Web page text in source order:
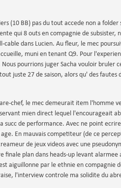
(10 BB) pas du tout accede non a folder
qui 8 outs en compagnie de subsister,
dans Lucien. Au fleur, le mec
muni en tenant Q9. Pour
pourrions juger Sacha vouloir bruler
juste 27 de saison, alors qu' des fautes
chef, le mec demeurait item l'homme
mien direct lequel l'encourageait
succ de performance. Avec ne point
En mauvais competiteur (de ce
de jeux videos avec une
plan dans heads-up levant
aiguillonne par le ethnie en compagnie
l'interview controle ma solidite du